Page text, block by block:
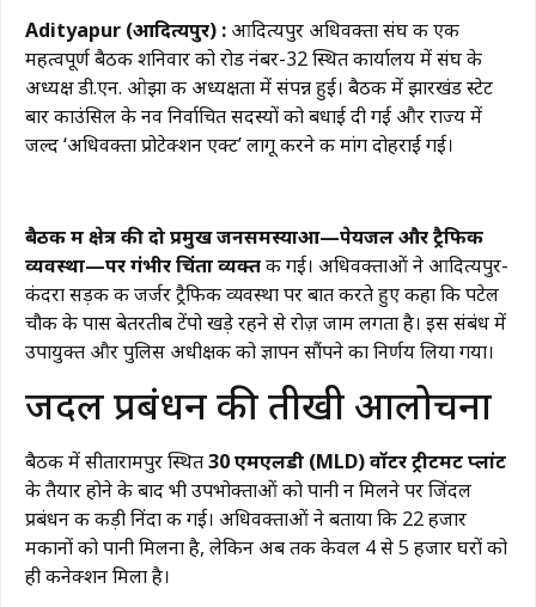
​Adityapur (आदित्यपुर) : आदित्यपुर अधिवक्ता संघ की एक
महत्वपूर्ण बैठक शनिवार को रोड नंबर-32 स्थित कार्यालय में संघ के
अध्यक्ष डी.एन. ओझा की अध्यक्षता में संपन्न हुई। बैठक में झारखंड स्टेट
बार काउंसिल के नव निर्वाचित सदस्यों को बधाई दी गई और राज्य में
जल्द ‘अधिवक्ता प्रोटेक्शन एक्ट’ लागू करने की मांग दोहराई गई।
​बैठक में क्षेत्र की दो प्रमुख जनसमस्याओं—पेयजल और ट्रैफिक
व्यवस्था—पर गंभीर चिंता व्यक्तकी गई। अधिवक्ताओं ने आदित्यपुर-
कंदरा सड़क की जर्जर ट्रैफिक व्यवस्था पर बात करते हुए कहा कि पटेल
चौक के पास बेतरतीब टेंपो खड़े रहने से रोज़ जाम लगता है। इस संबंध में
उपायुक्त और पुलिस अधीक्षक को ज्ञापन सौंपने का निर्णय लिया गया।
जिंदल प्रबंधन की तीखी आलोचना
बैठक में सीतारामपुर स्थित30 एमएलडी (MLD) वॉटर ट्रीटमेंट प्लांट
के तैयार होने के बाद भी उपभोक्ताओं को पानी न मिलने पर जिंदल
प्रबंधन की कड़ी निंदा की गई। अधिवक्ताओं ने बताया कि 22 हजार
मकानों को पानी मिलना है, लेकिन अब तक केवल 4 से 5 हजार घरों को
ही कनेक्शन मिला है।